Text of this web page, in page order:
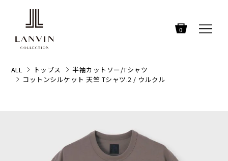
0
ALL トップス
半袖カットソー/Tシャツ
コットンシルケット 天竺 Tシャツ.2 / ウルクル